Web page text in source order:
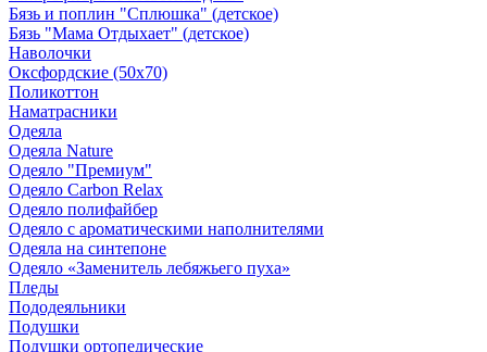
Бязь и поплин "Сплюшка" (детское)
Бязь "Мама Отдыхает" (детское)
Наволочки
Оксфордские (50х70)
Поликоттон
Наматрасники
Одеяла
Одеяла Nature
Одеяло "Премиум"
Одеяло Carbon Relax
Одеяло полифайбер
Одеяло с ароматическими наполнителями
Одеяла на синтепоне
Одеяло «Заменитель лебяжьего пуха»
Пледы
Пододеяльники
Подушки
Подушки ортопедические